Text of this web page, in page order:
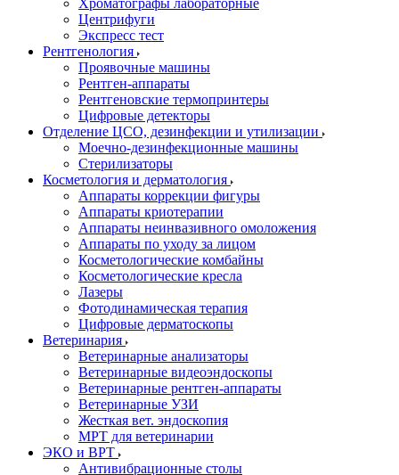
Хроматографы лабораторные
Центрифуги
Экспресс тест
Рентгенология
Проявочные машины
Рентген-аппараты
Рентгеновские термопринтеры
Цифровые детекторы
Отделение ЦСО, дезинфекции и утилизации
Моечно-дезинфекционные машины
Стерилизаторы
Косметология и дерматология
Аппараты коррекции фигуры
Аппараты криотерапии
Аппараты неинвазивного омоложения
Аппараты по уходу за лицом
Косметологические комбайны
Косметологические кресла
Лазеры
Фотодинамическая терапия
Цифровые дерматоскопы
Ветеринария
Ветеринарные анализаторы
Ветеринарные видеоэндоскопы
Ветеринарные рентген-аппараты
Ветеринарные УЗИ
Жесткая вет. эндоскопия
МРТ для ветеринарии
ЭКО и ВРТ
Антивибрационные столы